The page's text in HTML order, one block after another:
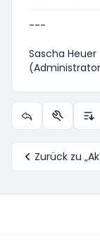
---
Sascha Heuer
Themen-
Zurück zu